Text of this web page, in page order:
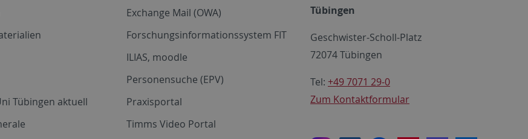
Tübingen aktuell
Exchange Mail (OWA)
Forschungsinformationssystem FIT
ILIAS, moodle
Personensuche (EPV)
Praxisportal
Timms Video Portal
Tübingen
Geschwister-Scholl-Platz
72074 Tübingen
Tel: +49 7071 29-0
Zum Kontaktformular